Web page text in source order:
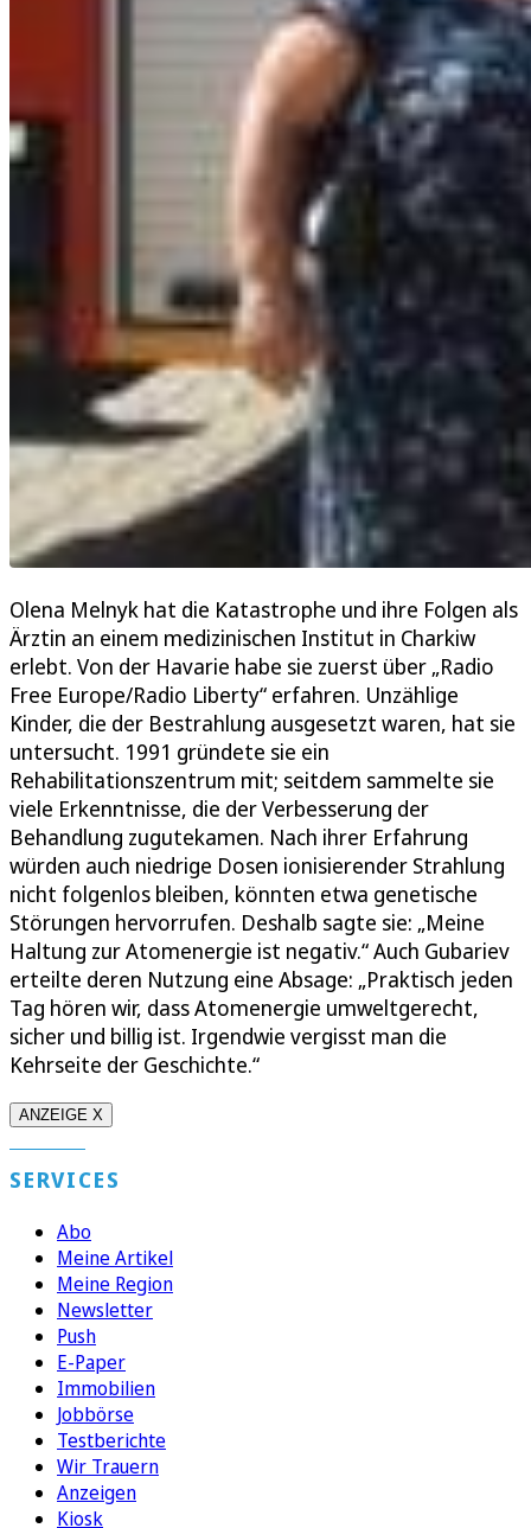
Olena Melnyk hat die Katastrophe und ihre Folgen als
Ärztin an einem medizinischen Institut in Charkiw
erlebt. Von der Havarie habe sie zuerst über „Radio
Free Europe/Radio Liberty“ erfahren. Unzählige
Kinder, die der Bestrahlung ausgesetzt waren, hat sie
untersucht. 1991 gründete sie ein
Rehabilitationszentrum mit; seitdem sammelte sie
viele Erkenntnisse, die der Verbesserung der
Behandlung zugutekamen. Nach ihrer Erfahrung
würden auch niedrige Dosen ionisierender Strahlung
nicht folgenlos bleiben, könnten etwa genetische
Störungen hervorrufen. Deshalb sagte sie: „Meine
Haltung zur Atomenergie ist negativ.“ Auch Gubariev
erteilte deren Nutzung eine Absage: „Praktisch jeden
Tag hören wir, dass Atomenergie umweltgerecht,
sicher und billig ist. Irgendwie vergisst man die
Kehrseite der Geschichte.“
ANZEIGE X
SERVICES
Abo
Meine Artikel
Meine Region
Newsletter
Push
E-Paper
Immobilien
Jobbörse
Testberichte
Wir Trauern
Anzeigen
Kiosk